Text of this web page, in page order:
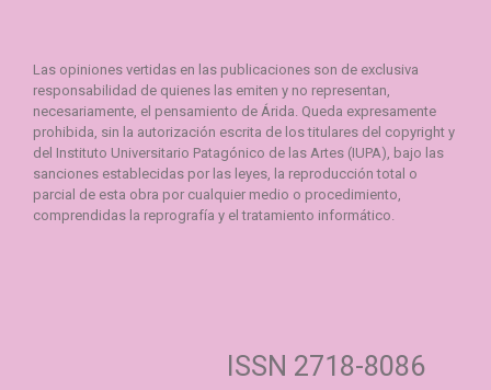
Las opiniones vertidas en las publicaciones son de exclusiva
responsabilidad de quienes las emiten y no representan,
necesariamente, el pensamiento de Árida. Queda expresamente
prohibida, sin la autorización escrita de los titulares del copyright y
del Instituto Universitario Patagónico de las Artes (IUPA), bajo las
sanciones establecidas por las leyes, la reproducción total o
parcial de esta obra por cualquier medio o procedimiento,
comprendidas la reprografía y el tratamiento informático.
ISSN 2718-8086